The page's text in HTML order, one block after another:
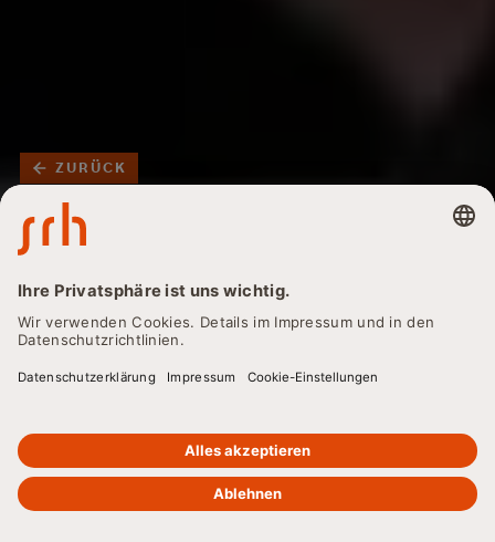
ZURÜCK
- Berufsbilder,
Ausbildung und
Karrieremöglichkeiten
im Überblick
Sie interessiert der Beruf Nachhaltigkeitsmanager:in? Dann